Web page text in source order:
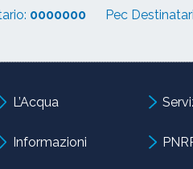
0000000 Pec
L’Acqua
Informazioni